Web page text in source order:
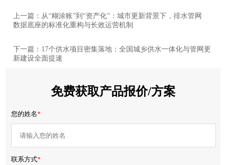
上一篇：从“糊涂账”到“资产化”：城市更新背景下，排水管网
数据底座的标准化重构与长效运营机制
下一篇：17个供水项目密集落地：全国城乡供水一体化与管网更
新建设全面提速
免费获取产品报价/方案
您的姓名*
联系方式*